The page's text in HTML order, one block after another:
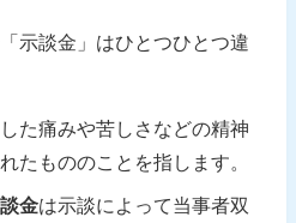
示談金」はひとつひとつ違
た痛みや苦しさなどの精神
たもののことを指します。
金は示談によって当事者双